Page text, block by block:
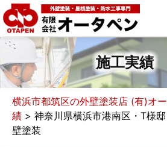
施工実績
横浜市都筑区の外壁塗装店 (有)オ
績 > 神奈川県横浜市港南区・T様
壁塗装